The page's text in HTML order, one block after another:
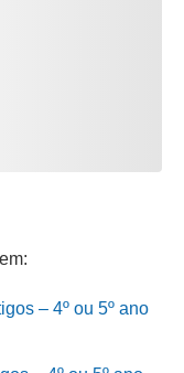
– 4º ou 5º ano